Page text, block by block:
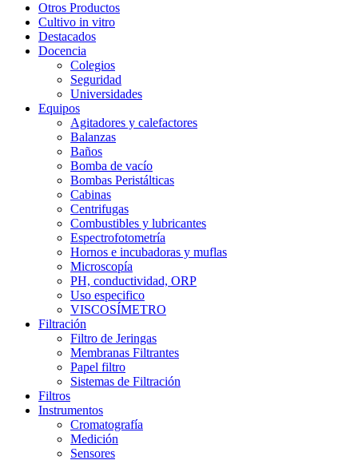
Otros Productos
Cultivo in vitro
Destacados
Docencia
Colegios
Seguridad
Universidades
Equipos
Agitadores y calefactores
Balanzas
Baños
Bomba de vacío
Bombas Peristálticas
Cabinas
Centrifugas
Combustibles y lubricantes
Espectrofotometría
Hornos e incubadoras y muflas
Microscopía
PH, conductividad, ORP
Uso especifico
VISCOSÍMETRO
Filtración
Filtro de Jeringas
Membranas Filtrantes
Papel filtro
Sistemas de Filtración
Filtros
Instrumentos
Cromatografía
Medición
Sensores